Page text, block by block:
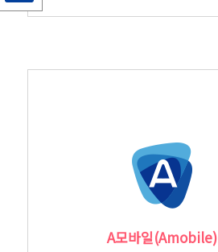
A모바일(Amobile)